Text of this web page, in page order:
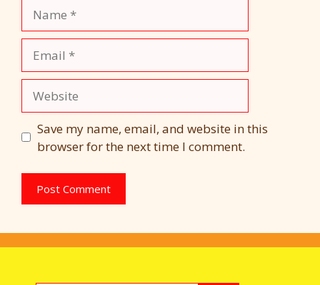
Save my name, email, and website in this
browser for the next time I comment.